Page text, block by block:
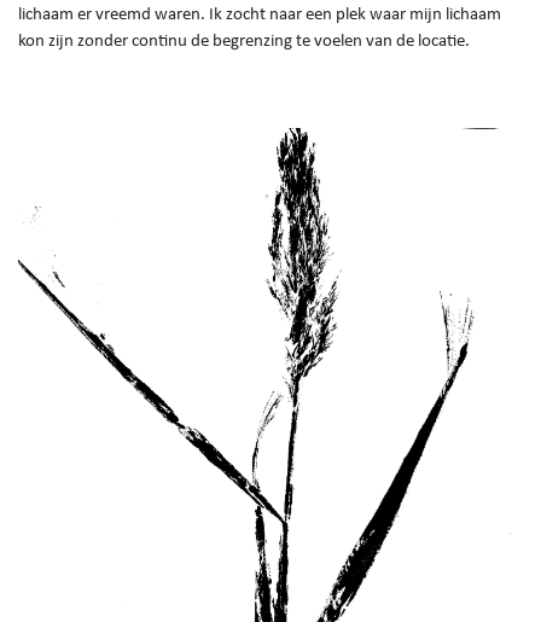
lichaam er vreemd waren. Ik zocht naar een plek waar mijn lichaam
kon zijn zonder continu de begrenzing te voelen van de locatie.